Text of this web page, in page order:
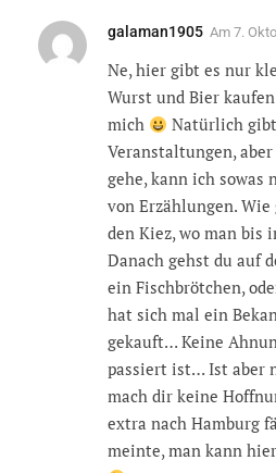
galaman1905 Am 7.
Ne, hier gibt es nur
Wurst und Bier
mich
Natürlich
Veranstaltungen,
gehe, kann ich
von Erzählungen.
den Kiez, wo man bis
Danach gehst du auf
ein Fischbrötchen,
hat sich mal ein
gekauft… Keine
passiert ist… Ist aber
mach dir keine
extra nach Hamburg
meinte, man kann